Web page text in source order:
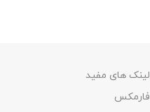
لینک های مفید
فارمکس